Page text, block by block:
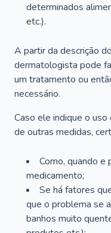
determinados
etc.).
A partir da descrição
dermatologista pode
um tratamento ou
necessário.
Caso ele indique o
de outras medidas,
Como, quando e
medicamento;
Se há fatores
que o problema se
banhos muito